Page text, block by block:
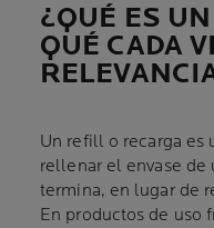
¿QUÉ ES
QUÉ CADA
Un refill o recarga es
rellenar el envase de
termina, en lugar de
En productos de uso